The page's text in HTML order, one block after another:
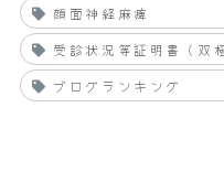
顔面神経麻痺
受診状況等証明書（双
ブログランキング